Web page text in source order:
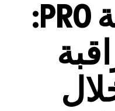
دراسة حالة PRO: